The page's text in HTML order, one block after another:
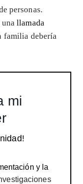
personas.
unallamada
familia debería
mi
y la